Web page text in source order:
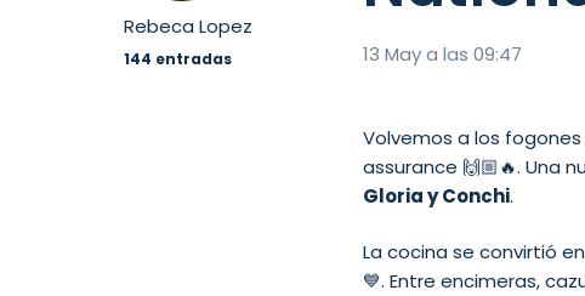
Rebeca Lopez
144 entradas 13 May a las 09:47
Volvemos a los
assurance 🙌🏼🔥. Una
Gloria y Conchi.
La cocina se convirtió
💙. Entre encimeras,